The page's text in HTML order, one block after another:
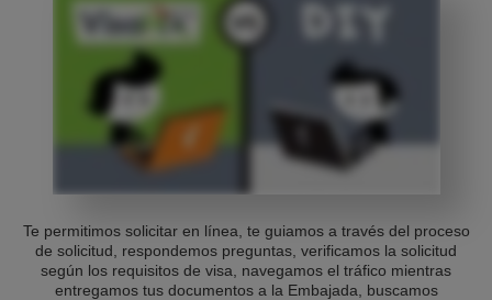
Te permitimos solicitar en línea, te guiamos a través del proceso
de solicitud, respondemos preguntas, verificamos la solicitud
según los requisitos de visa, navegamos el tráfico mientras
entregamos tus documentos a la Embajada, buscamos